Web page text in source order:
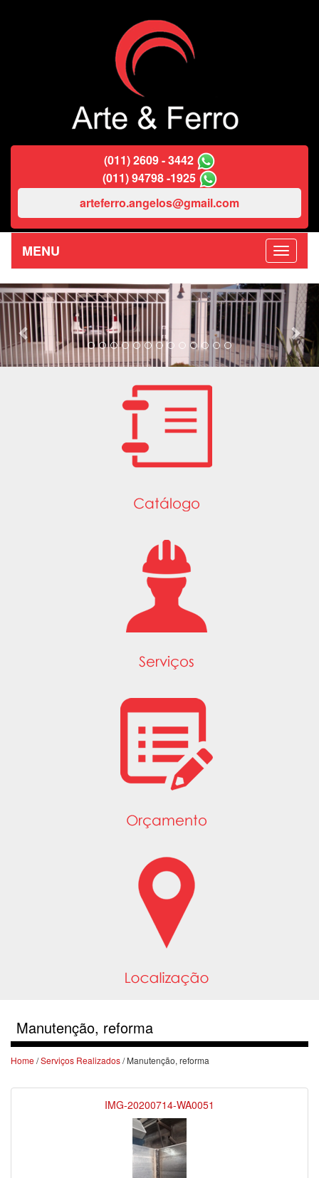
(011) 2609 - 3442
(011) 94798 -1925
arteferro.angelos@gmail.com
MENU
Previous
Manutenção, reforma
Home/Serviços Realizados/ Manutenção, reforma
IMG-20200714-WA0051